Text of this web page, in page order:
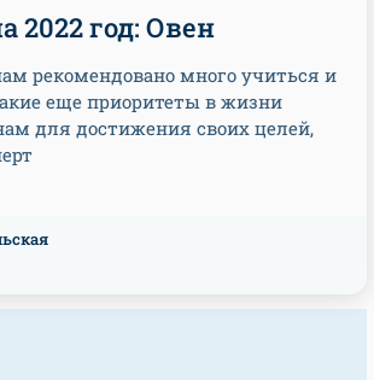
2022 год: Овен
рекомендовано много учиться и
еще приоритеты в жизни
для достижения своих целей,